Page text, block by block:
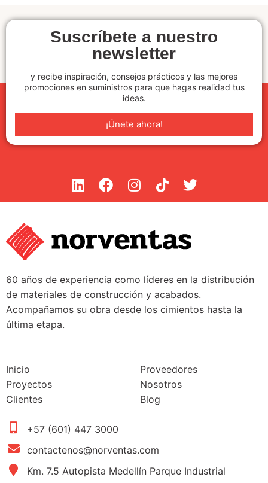
Suscríbete a nuestro
newsletter
y recibe inspiración, consejos prácticos y las mejores
promociones en suministros para que hagas realidad tus
ideas.
¡Únete ahora!
60 años de experiencia como líderes en la distribución
de materiales de construcción y acabados.
Acompañamos su obra desde los cimientos hasta la
última etapa.
Inicio
Proyectos
Clientes
Proveedores
Nosotros
Blog
+57 (601) 447 3000
contactenos@norventas.com
Km. 7.5 Autopista Medellín Parque Industrial